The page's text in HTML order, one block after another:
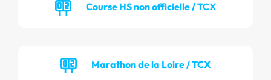
Course HS non officielle / TCX
Marathon de la Loire / TCX